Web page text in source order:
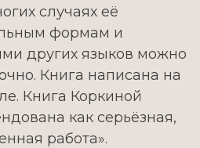
случаях её
формам и
других языков можно
Книга написана на
Книга Коркиной
как серьёзная,
работа».